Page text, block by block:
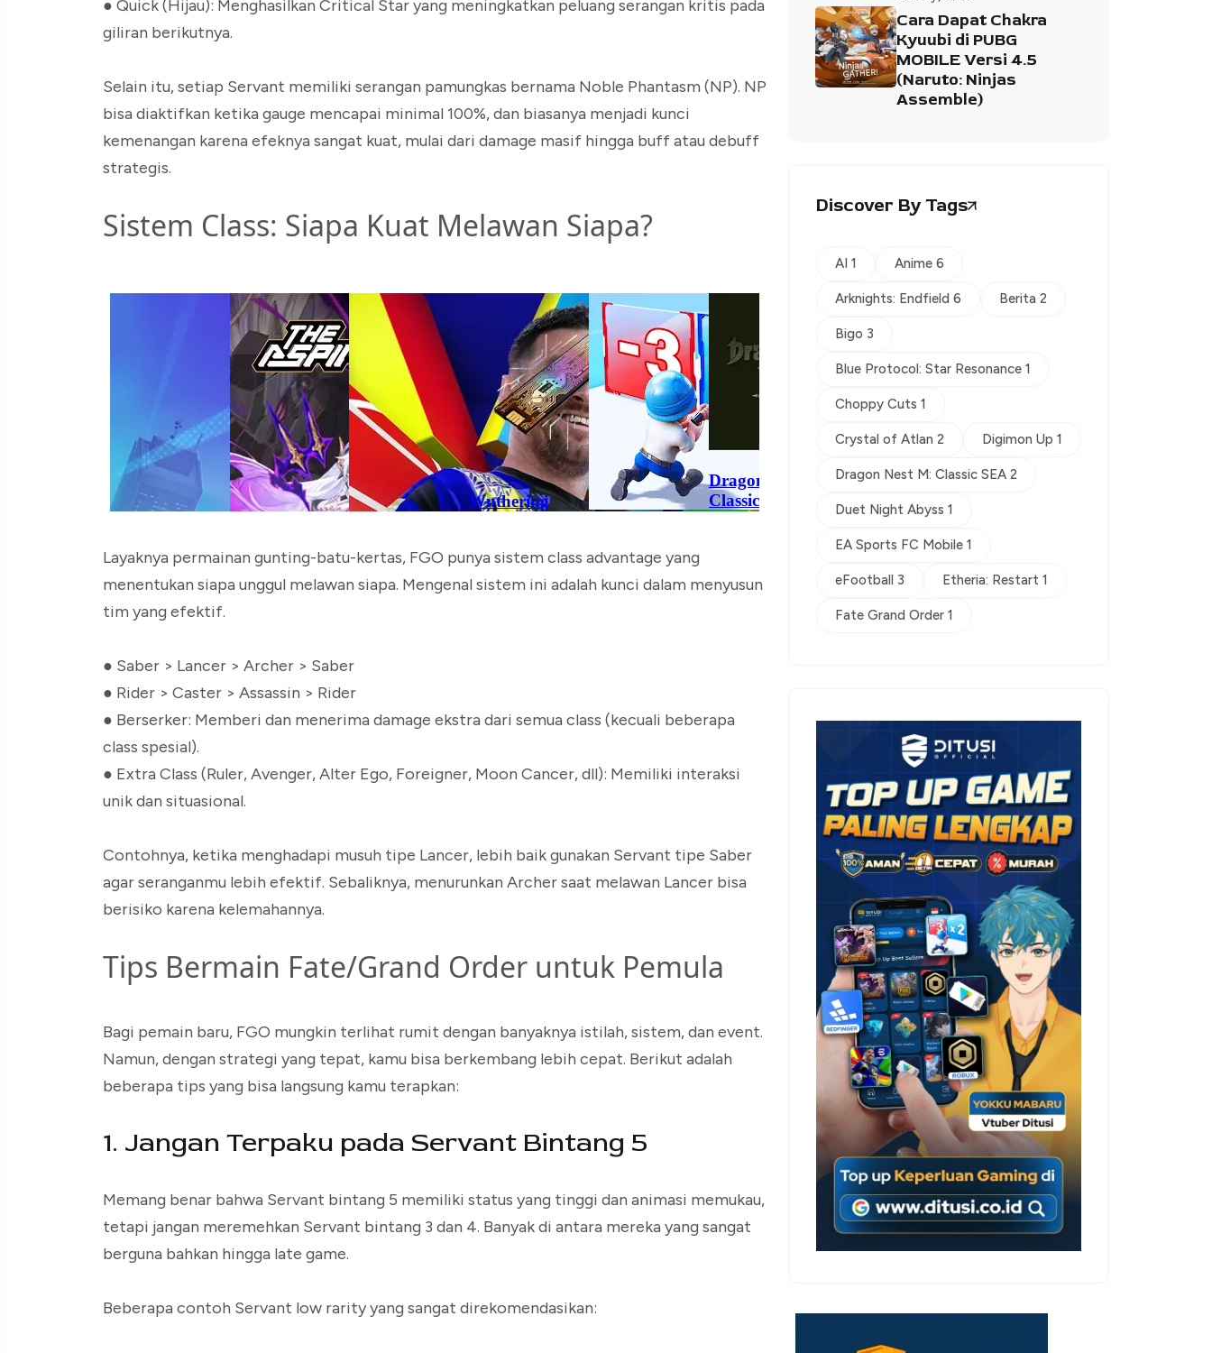
● Quick (Hijau): Menghasilkan Critical Star yang meningkatkan peluang serangan kritis pada
giliran berikutnya.
Selain itu, setiap Servant memiliki serangan pamungkas bernama Noble Phantasm (NP). NP
bisa diaktifkan ketika gauge mencapai minimal 100%, dan biasanya menjadi kunci
kemenangan karena efeknya sangat kuat, mulai dari damage masif hingga buff atau debuff
strategis.
Sistem Class: Siapa Kuat Melawan Siapa?
Layaknya permainan gunting-batu-kertas, FGO punya sistem class advantage yang
menentukan siapa unggul melawan siapa. Mengenal sistem ini adalah kunci dalam menyusun
tim yang efektif.
● Saber > Lancer > Archer > Saber
● Rider > Caster > Assassin > Rider
● Berserker: Memberi dan menerima damage ekstra dari semua class (kecuali beberapa
class spesial).
● Extra Class (Ruler, Avenger, Alter Ego, Foreigner, Moon Cancer, dll): Memiliki interaksi
unik dan situasional.
Contohnya, ketika menghadapi musuh tipe Lancer, lebih baik gunakan Servant tipe Saber
agar seranganmu lebih efektif. Sebaliknya, menurunkan Archer saat melawan Lancer bisa
berisiko karena kelemahannya.
Tips Bermain Fate/Grand Order untuk Pemula
Bagi pemain baru, FGO mungkin terlihat rumit dengan banyaknya istilah, sistem, dan event.
Namun, dengan strategi yang tepat, kamu bisa berkembang lebih cepat. Berikut adalah
beberapa tips yang bisa langsung kamu terapkan:
1. Jangan Terpaku pada Servant Bintang 5
Memang benar bahwa Servant bintang 5 memiliki status yang tinggi dan animasi memukau,
tetapi jangan meremehkan Servant bintang 3 dan 4. Banyak di antara mereka yang sangat
berguna bahkan hingga late game.
Beberapa contoh Servant low rarity yang sangat direkomendasikan:
Cara Dapat Chakra
Kyuubi di PUBG
MOBILE Versi 4.5
(Naruto: Ninjas
Assemble)
Discover By Tags
AI 1 Anime 6
Arknights: Endfield 6 Berita 2
Bigo 3
Blue Protocol: Star Resonance 1
Choppy Cuts 1
Crystal of Atlan 2 Digimon Up 1
Dragon Nest M: Classic SEA 2
Duet Night Abyss 1
EA Sports FC Mobile 1
eFootball 3 Etheria: Restart 1
Fate Grand Order 1